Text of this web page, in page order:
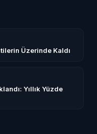
Üzerinde Kaldı
Yıllık Yüzde